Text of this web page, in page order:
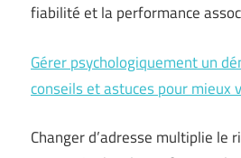
fiabilité et la performance
Gérer psychologiquement un
conseils et astuces pour mieux
Changer d’adresse multiplie le